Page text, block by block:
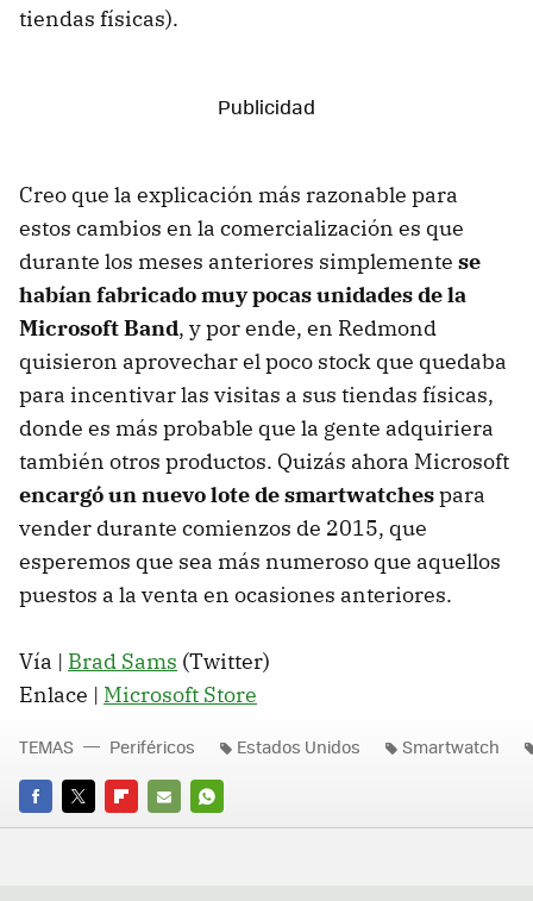
tiendas físicas).
Creo que la explicación más razonable para
estos cambios en la comercialización es que
durante los meses anteriores simplemente se
habían fabricado muy pocas unidades de la
Microsoft Band, y por ende, en Redmond
quisieron aprovechar el poco stock que quedaba
para incentivar las visitas a sus tiendas físicas,
donde es más probable que la gente adquiriera
también otros productos. Quizás ahora Microsoft
encargó un nuevo lote de smartwatchespara
vender durante comienzos de 2015, que
esperemos que sea más numeroso que aquellos
puestos a la venta en ocasiones anteriores.
Vía | Brad Sams (Twitter)
Enlace | Microsoft Store
FACEBOOK
TWITTERFLIPBOARD
E-
WHATSAPP
TEMAS Periféricos Estados Unidos Smartwatch